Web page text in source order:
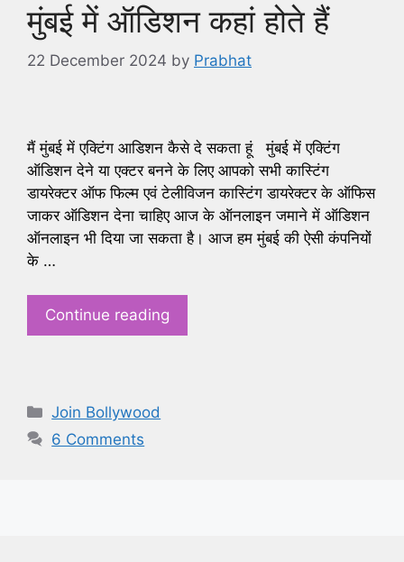
मुंबई में ऑडिशन कहां होते हैं
22 December 2024 by Prabhat
मैं मुंबई में एक्टिंग आडिशन कैसे दे सकता हूं मुंबई में एक्टिंग
ऑडिशन देने या एक्टर बनने के लिए आपको सभी कास्टिंग
डायरेक्टर ऑफ फिल्म एवं टेलीविजन कास्टिंग डायरेक्टर के ऑफिस
जाकर ऑडिशन देना चाहिए आज के ऑनलाइन जमाने में ऑडिशन
ऑनलाइन भी दिया जा सकता है। आज हम मुंबई की ऐसी कंपनियों
के …
Continue reading
Categories
Join Bollywood
6 Comments